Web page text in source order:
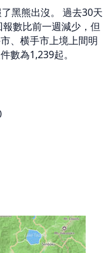
黑熊出沒。 過去30天
數比前一週減少，但
、横手市上境上間明
數為1,239起。